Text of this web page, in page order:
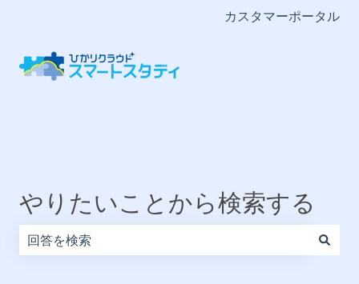
カスタマーポータル
やりたいことから検索する